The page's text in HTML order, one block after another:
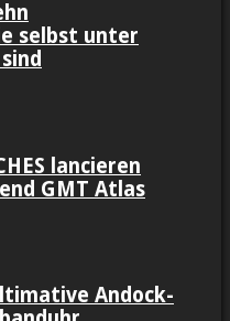
selbst unter
lancieren
GMT Atlas
Andock-